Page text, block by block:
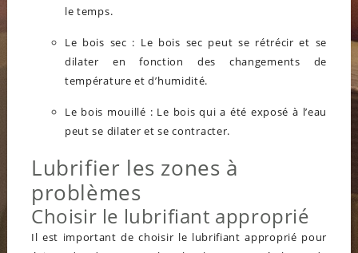
le temps.
Le bois sec : Le bois sec peut se rétrécir et se
dilater en fonction des changements de
température et d’humidité.
Le bois mouillé : Le bois qui a été exposé à l’eau
peut se dilater et se contracter.
Lubrifier les zones à
problèmes
Choisir le lubrifiant approprié
Il est important de choisir le lubrifiant approprié pour